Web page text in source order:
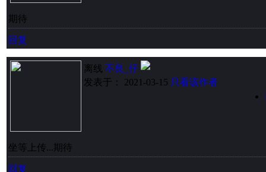
期待
回复
离线 不良_仔
发表于： 2021-03-15 只看该作者
坐等上传...期待
回复